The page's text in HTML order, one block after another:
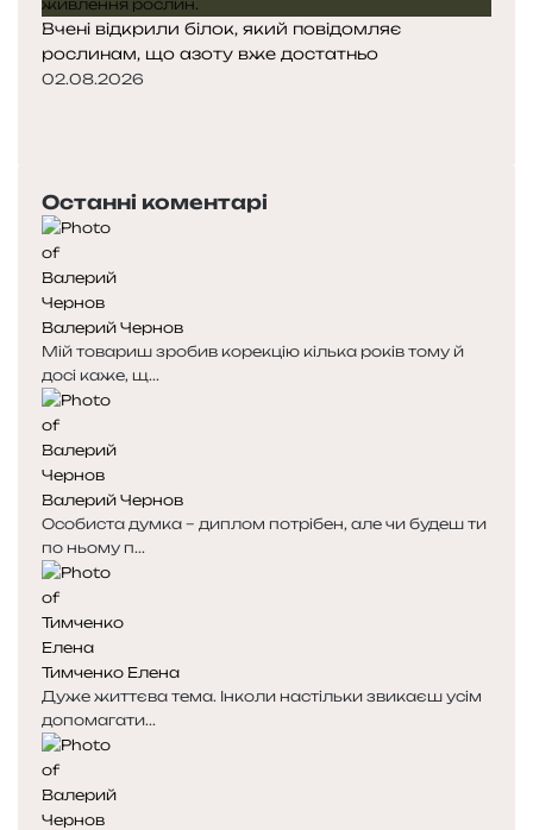
Вчені відкрили білок, який повідомляє
рослинам, що азоту вже достатньо
02.08.2026
р
е
д
н
я
с
т
о
р
і
н
к
а
т
у
п
н
а
с
т
о
р
і
н
к
а
Останні коментарі
Валерий Чернов
Мій товариш зробив корекцію кілька років тому й
досі каже, щ...
Валерий Чернов
Особиста думка – диплом потрібен, але чи будеш ти
по ньому п...
Тимченко Елена
Дуже життєва тема. Інколи настільки звикаєш усім
допомагати...